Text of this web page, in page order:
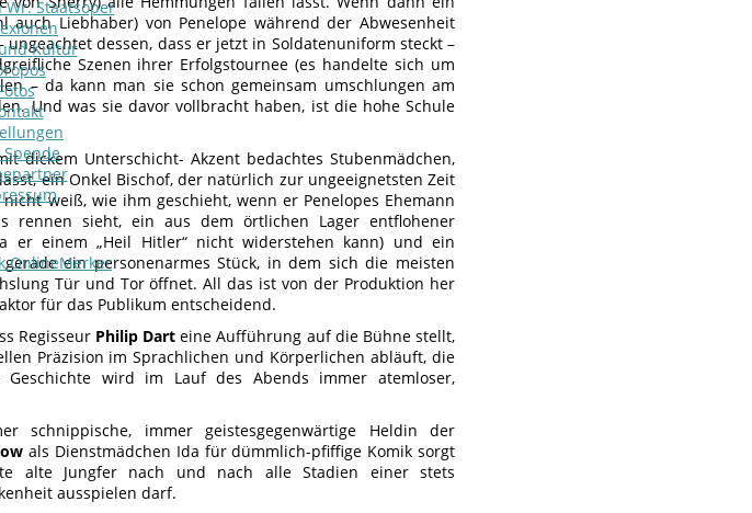
Wr. Staatsoper
Kultur
auch Liebhaber) von Penelope während der Abwesenheit
dessen, dass er jetzt in Soldatenuniform steckt –
Szenen ihrer Erfolgstournee (es handelte sich um
– da kann man sie schon gemeinsam umschlungen am
Und was sie davor vollbracht haben, ist die hohe Schule
dickem Unterschicht- Akzent bedachtes Stubenmädchen,
ein Onkel Bischof, der natürlich zur ungeeignetsten Zeit
weiß, wie ihm geschieht, wenn er Penelopes Ehemann
rennen sieht, ein aus dem örtlichen Lager entflohener
er einem „Heil Hitler“ nicht widerstehen kann) und ein
ein personenarmes Stück, in dem sich die meisten
Tür und Tor öffnet. All das ist von der Produktion her
für das Publikum entscheidend.
Regisseur Philip Dart eine Aufführung auf die Bühne stellt,
Präzision im Sprachlichen und Körperlichen abläuft, die
wird im Lauf des Abends immer atemloser,
schnippische, immer geistesgegenwärtige Heldin der
als Dienstmädchen Ida für dümmlich-pfiffige Komik sorgt
alte Jungfer nach und nach alle Stadien einer stets
ausspielen darf.